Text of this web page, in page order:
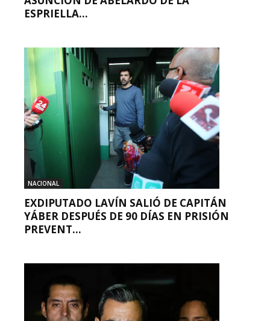
ESPRIELLA...
NACIONAL
EXDIPUTADO LAVÍN SALIÓ DE CAPITÁN
YÁBER DESPUÉS DE 90 DÍAS EN PRISIÓN
PREVENT...